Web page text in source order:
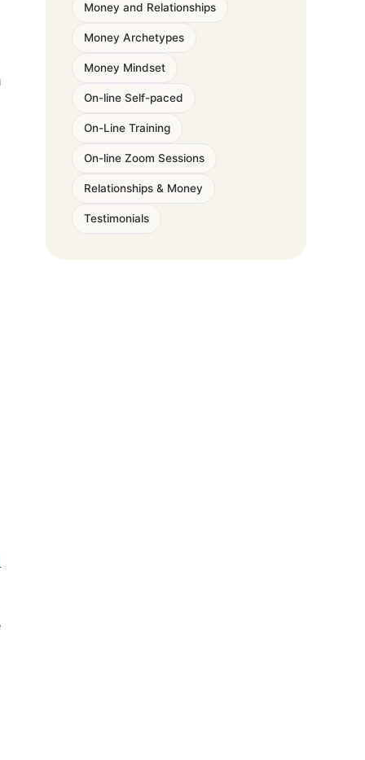
Money and Relationships
Money Archetypes
Money Mindset
On-line Self-paced
On-Line Training
On-line Zoom Sessions
Relationships & Money
Testimonials